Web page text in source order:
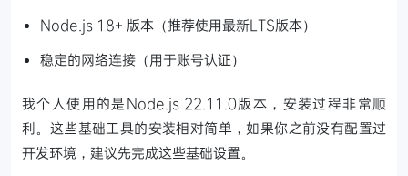
Node.js 18+ 版本（推荐使用最新LTS版本）
稳定的网络连接（用于账号认证）
我个人使用的是Node.js 22.11.0版本，安装过程非常顺
利。这些基础工具的安装相对简单，如果你之前没有配置过
开发环境，建议先完成这些基础设置。